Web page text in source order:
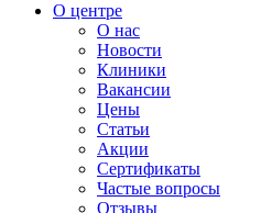
О центре
О нас
Новости
Клиники
Вакансии
Цены
Статьи
Акции
Сертификаты
Частые вопросы
Отзывы